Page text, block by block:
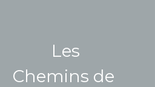
Chemins de